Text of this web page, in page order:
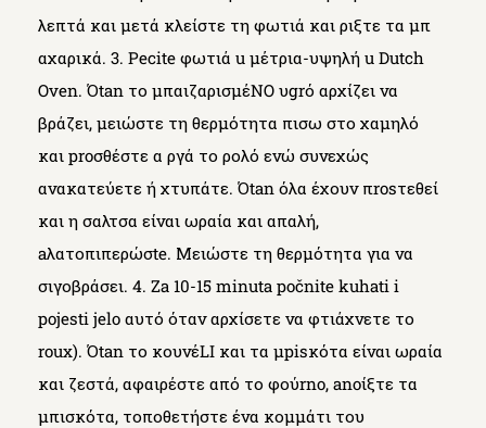
λεπτά και μετά κλείστε τη φωτιά και ριξτε τα μπ
αχαρικά. 3. Pecite φωτιά u μέτρια-υψηλή u Dutch
Oven. Όtan το μπαιζαρισμέNO υgrό αρχίζει να
βράζει, μειώστε τη θερμότητα πισω στο χαμηλό
και proσθέστε α ργά το ρολό ενώ συνεχώς
ανακατεύετε ή χτυπάτε. Όtan όλα έχουν πrosτεθεί
και η σαλτσα είναι ωραία και απαλή,
aλατοπιπερώσte. Μειώστε τη θερμότητα για να
σιγοβράσει. 4. Za 10-15 minuta počnite kuhati i
pojesti jelo αυτό όταν αρχίσετε να φτιάχνετε το
roux). Όtan το κουνέLI και τα μpisκότα είναι ωραία
και ζεστά, αφαιρέστε από το φούrno, anoίξτε τα
μπισκότα, τοποθετήστε ένα κομμάτι του